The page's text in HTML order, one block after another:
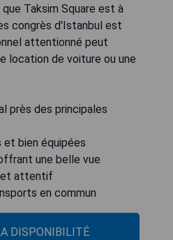
Taksim Square est à
congrès d'Istanbul est
attentionné peut
location de voiture ou une
près des principales
et bien équipées
une belle vue
et attentif
en commun
DISPONIBILITÉ